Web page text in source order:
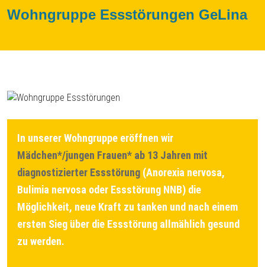
Wohngruppe Essstörungen GeLina
In unserer Wohngruppe eröffnen wir
Mädchen*/jungen Frauen* ab 13 Jahren mit
diagnostizierter Essstörung (Anorexia nervosa,
Bulimia nervosa oder Essstörung NNB) die
Möglichkeit, neue Kraft zu tanken und nach einem
ersten Sieg über die Essstörung allmählich gesund
zu werden.